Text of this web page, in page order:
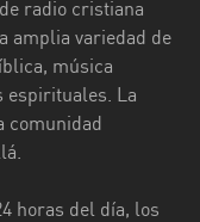
radio cristiana
amplia variedad de
música
espirituales. La
comunidad
horas del día, los